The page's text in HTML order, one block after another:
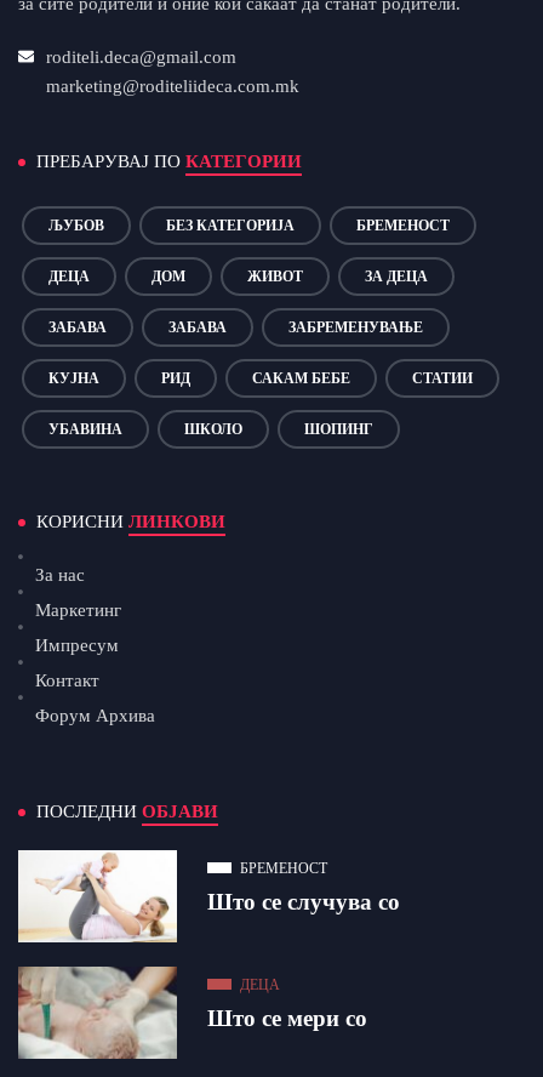
roditeli.deca@gmail.com
marketing@roditeliideca.com.mk
ПРЕБАРУВАЈ ПО КАТЕГОРИИ
ЉУБОВ БЕЗ КАТЕГОРИЈА БРЕМЕНОСТ
ДЕЦА ДОМ ЖИВОТ ЗА ДЕЦА
ЗАБАВА ЗАБАВА ЗАБРЕМЕНУВАЊЕ
КУЈНА РИД САКАМ БЕБЕ СТАТИИ
УБАВИНА ШКОЛО ШОПИНГ
КОРИСНИ ЛИНКОВИ
За нас
Маркетинг
Импресум
Контакт
Форум Архива
ПОСЛЕДНИ ОБЈАВИ
БРЕМЕНОСТ
Што се случува со
ДЕЦА
Што се мери со